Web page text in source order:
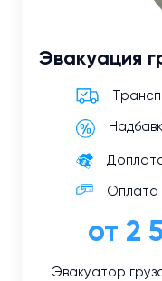
Эвакуация
Оплата
от 2
Эвакуатор